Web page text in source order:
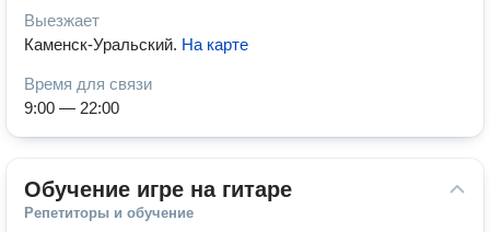
Выезжает
Каменск-Уральский. На карте
Время для связи
9:00 — 22:00
Обучение игре на гитаре
Репетиторы и обучение